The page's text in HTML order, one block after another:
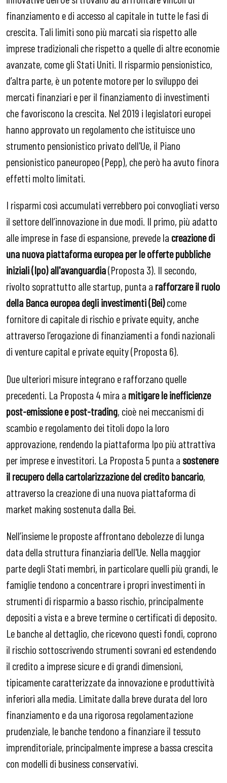
finanziamento e di accesso al capitale in tutte le fasi di
crescita. Tali limiti sono più marcati sia rispetto alle
imprese tradizionali che rispetto a quelle di altre economie
avanzate, come gli Stati Uniti. Il risparmio pensionistico,
d’altra parte, è un potente motore per lo sviluppo dei
mercati finanziari e per il finanziamento di investimenti
che favoriscono la crescita. Nel 2019 i legislatori europei
hanno approvato un regolamento che istituisce uno
strumento pensionistico privato dell'Ue, il Piano
pensionistico paneuropeo (Pepp), che però ha avuto finora
effetti molto limitati.
I risparmi così accumulati verrebbero poi convogliati verso
il settore dell’innovazione in due modi. Il primo, più adatto
alle imprese in fase di espansione, prevede la creazione di
una nuova piattaforma europea per le offerte pubbliche
iniziali (Ipo) all'avanguardia(Proposta 3). Il secondo,
rivolto soprattutto alle startup, punta a rafforzare il ruolo
della Banca europea degli investimenti (Bei)come
fornitore di capitale di rischio e private equity, anche
attraverso l’erogazione di finanziamenti a fondi nazionali
di venture capital e private equity (Proposta 6).
Due ulteriori misure integrano e rafforzano quelle
precedenti. La Proposta 4 mira a mitigare le inefficienze
post-emissione e post-trading, cioè nei meccanismi di
scambio e regolamento dei titoli dopo la loro
approvazione, rendendo la piattaforma Ipo più attrattiva
per imprese e investitori. La Proposta 5 punta a sostenere
il recupero della cartolarizzazione del credito bancario,
attraverso la creazione di una nuova piattaforma di
market making sostenuta dalla Bei.
Nell’insieme le proposte affrontano debolezze di lunga
data della struttura finanziaria dell'Ue. Nella maggior
parte degli Stati membri, in particolare quelli più grandi, le
famiglie tendono a concentrare i propri investimenti in
strumenti di risparmio a basso rischio, principalmente
depositi a vista e a breve termine o certificati di deposito.
Le banche al dettaglio, che ricevono questi fondi, coprono
il rischio sottoscrivendo strumenti sovrani ed estendendo
il credito a imprese sicure e di grandi dimensioni,
tipicamente caratterizzate da innovazione e produttività
inferiori alla media. Limitate dalla breve durata del loro
finanziamento e da una rigorosa regolamentazione
prudenziale, le banche tendono a finanziare il tessuto
imprenditoriale, principalmente imprese a bassa crescita
con modelli di business conservativi.